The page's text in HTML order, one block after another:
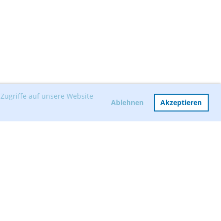
auf unsere Website
Ablehnen Akzeptieren